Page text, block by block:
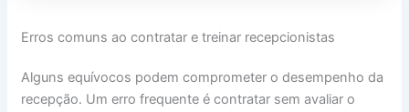
Erros comuns ao contratar e treinar recepcionistas
Alguns equívocos podem comprometer o desempenho da
recepção. Um erro frequente é contratar sem avaliar o